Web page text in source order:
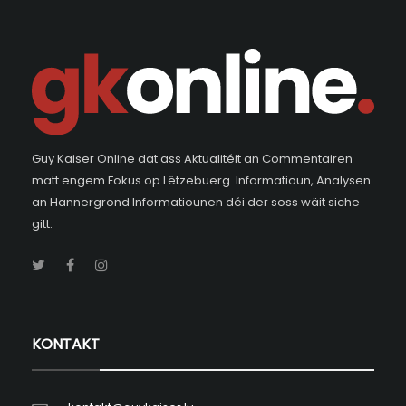
Guy Kaiser Online dat ass Aktualitéit an Commentairen
matt engem Fokus op Lëtzebuerg. Informatioun, Analysen
an Hannergrond Informatiounen déi der soss wäit siche
gitt.
KONTAKT